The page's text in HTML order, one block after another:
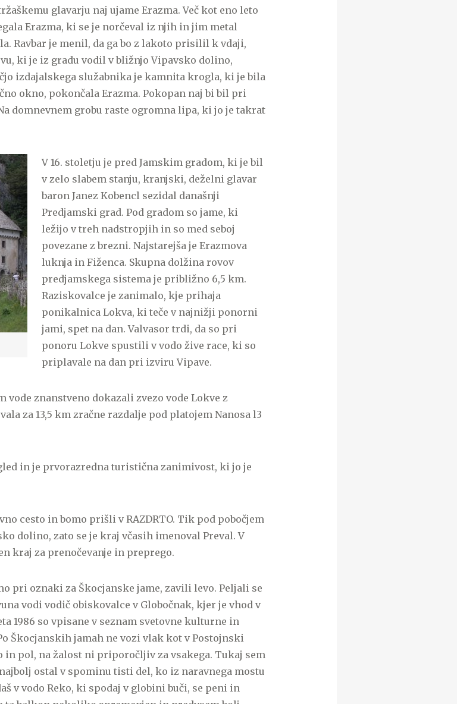
glavarju naj ujame Erazma. Več kot eno leto
Erazma, ki se je norčeval iz njih in jim metal
Ravbar je menil, da ga bo z lakoto prisilil k vdaji,
ki je iz gradu vodil v bližnjo Vipavsko dolino,
izdajalskega služabnika je kamnita krogla, ki je bila
okno, pokončala Erazma. Pokopan naj bi bil pri
domnevnem grobu raste ogromna lipa, ki jo je takrat
V 16. stoletju je pred Jamskim gradom, ki je bil
v zelo slabem stanju, kranjski, deželni glavar
baron Janez Kobencl sezidal današnji
Predjamski grad. Pod gradom so jame, ki
ležijo v treh nadstropjih in so med seboj
povezane z brezni. Najstarejša je Erazmova
luknja in Fiženca. Skupna dolžina rovov
predjamskega sistema je približno 6,5 km.
Raziskovalce je zanimalo, kje prihaja
ponikalnica Lokva, ki teče v najnižji ponorni
jami, spet na dan. Valvasor trdi, da so pri
ponoru Lokve spustili v vodo žive race, ki so
priplavale na dan pri izviru Vipave.
vode znanstveno dokazali zvezo vode Lokve z
za 13,5 km zračne razdalje pod platojem Nanosa l3
in je prvorazredna turistična zanimivost, ki jo je
cesto in bomo prišli v RAZDRTO. Tik pod pobočjem
dolino, zato se je kraj včasih imenoval Preval. V
kraj za prenočevanje in preprego.
pri oznaki za Škocjanske jame, zavili levo. Peljali se
vodi vodič obiskovalce v Globočnak, kjer je vhod v
1986 so vpisane v seznam svetovne kulturne in
Škocjanskih jamah ne vozi vlak kot v Postojnski
in pol, na žalost ni priporočljiv za vsakega. Tukaj sem
ostal v spominu tisti del, ko iz naravnega mostu
v vodo Reko, ki spodaj v globini buči, se peni in